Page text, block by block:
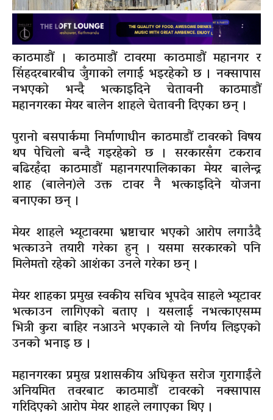
काठमाडौं । काठमाडौं टावरमा काठमाडौं महानगर र
सिंहदरबारबीच जुँगाको लगाई भइरहेको छ । नक्सापास
नभएको भन्दै भत्काइदिने चेतावनी काठमाडौं
महानगरका मेयर बालेन शाहले चेतावनी दिएका छन् ।
पुरानो बसपार्कमा निर्माणाधीन काठमाडौं टावरको विषय
थप पेचिलो बन्दै गइरहेको छ । सरकारसँग टकराव
बढिरहँदा काठमाडौं महानगरपालिकाका मेयर बालेन्द्र
शाह (बालेन)ले उक्त टावर नै भत्काइदिने योजना
बनाएका छन् ।
मेयर शाहले भ्यूटावरमा भ्रष्टाचार भएको आरोप लगाउँदै
भत्काउने तयारी गरेका हुन् । यसमा सरकारको पनि
मिलेमतो रहेको आशंका उनले गरेका छन् ।
मेयर शाहका प्रमुख स्वकीय सचिव भूपदेव साहले भ्यूटावर
भत्काउन लागिएको बताए । यसलाई नभत्काएसम्म
भित्री कुरा बाहिर नआउने भएकाले यो निर्णय लिइएको
उनको भनाइ छ ।
महानगरका प्रमुख प्रशासकीय अधिकृत सरोज गुरागाईंले
अनियमित तवरबाट काठमाडौं टावरको नक्सापास
गरिदिएको आरोप मेयर शाहले लगाएका थिए ।